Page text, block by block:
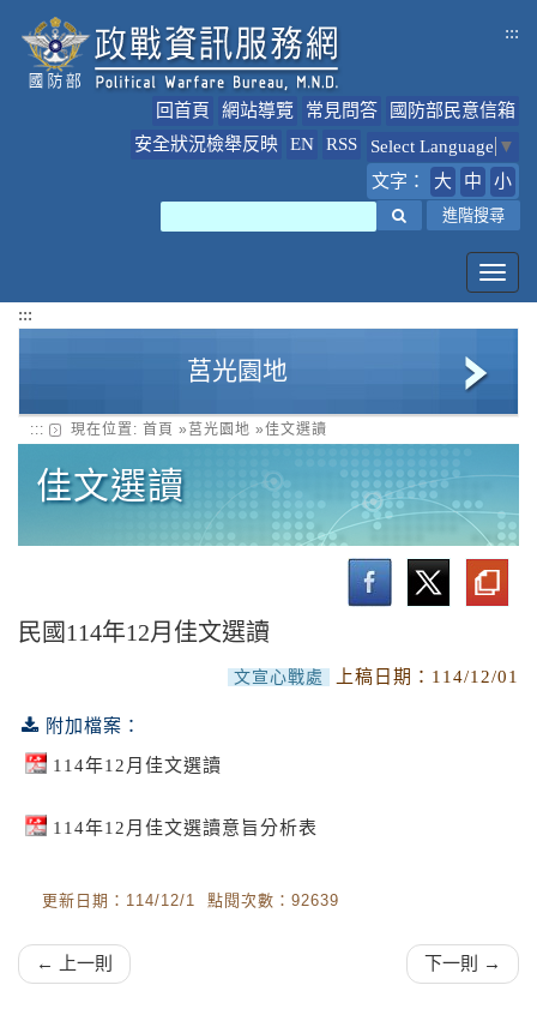
:::
回首頁 網站導覽 常見問答
國防部民意信箱
安全狀況檢舉反映
EN RSS Select Language ▼
文字：
大 中 小
進階搜尋
:::
莒光園地
莒光園地簡介
課程內容下載
莒光園地線上收視專頁
空中英語教室好想講英文
國軍軍歌推廣曲目
::: 現在位置: 首頁 »莒光園地 »佳文選讀
佳文選讀
民國114年12月佳文選讀
文宣心戰處 上稿日期： 114/12/01
附加檔案：
114年12月佳文選讀
114年12月佳文選讀意旨分析表
更新日期：114/12/1 點閱次數：92639
← 上一則 下一則 →